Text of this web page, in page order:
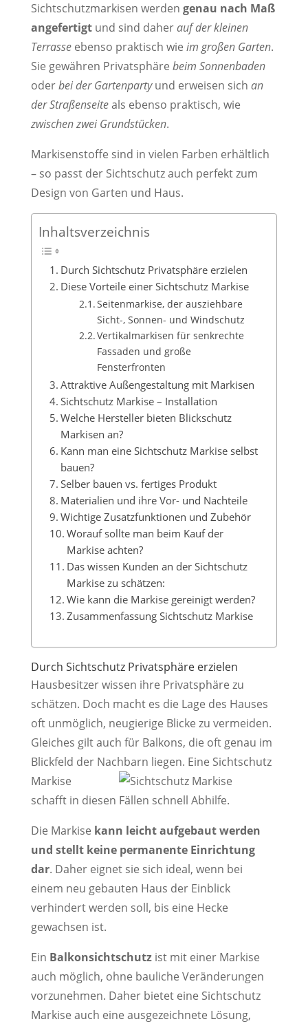
Sichtschutzmarkisen werden genau nach Maß
angefertigtund sind daherauf der kleinen
Terrasseebenso praktisch wie im großen Garten.
Sie gewähren Privatsphäre beim Sonnenbaden
oderbei der Gartenpartyund erweisen sich an
der Straßenseiteals ebenso praktisch, wie
zwischen zwei Grundstücken.
Markisenstoffe sind in vielen Farben erhältlich
– so passt der Sichtschutz auch perfekt zum
Design von Garten und Haus.
Inhaltsverzeichnis
Durch Sichtschutz Privatsphäre erzielen
Diese Vorteile einer Sichtschutz Markise
Seitenmarkise, der ausziehbare
Sicht-, Sonnen- und Windschutz
Vertikalmarkisen für senkrechte
Fassaden und große
Fensterfronten
Attraktive Außengestaltung mit Markisen
Sichtschutz Markise – Installation
Welche Hersteller bieten Blickschutz
Markisen an?
Kann man eine Sichtschutz Markise selbst
bauen?
Selber bauen vs. fertiges Produkt
Materialien und ihre Vor- und Nachteile
Wichtige Zusatzfunktionen und Zubehör
Worauf sollte man beim Kauf der
Markise achten?
Das wissen Kunden an der Sichtschutz
Markise zu schätzen:
Wie kann die Markise gereinigt werden?
Zusammenfassung Sichtschutz Markise
Durch Sichtschutz Privatsphäre erzielen
Hausbesitzer wissen ihre Privatsphäre zu
schätzen. Doch macht es die Lage des Hauses
oft unmöglich, neugierige Blicke zu vermeiden.
Gleiches gilt auch für Balkons, die oft genau im
Blickfeld der Nachbarn liegen. Eine Sichtschutz
Markise
schafft in diesen Fällen schnell Abhilfe.
Die Markise kann leicht aufgebaut werden
und stellt keine permanente Einrichtung
dar. Daher eignet sie sich ideal, wenn bei
einem neu gebauten Haus der Einblick
verhindert werden soll, bis eine Hecke
gewachsen ist.
Ein Balkonsichtschutzist mit einer Markise
auch möglich, ohne bauliche Veränderungen
vorzunehmen. Daher bietet eine Sichtschutz
Markise auch eine ausgezeichnete Lösung,